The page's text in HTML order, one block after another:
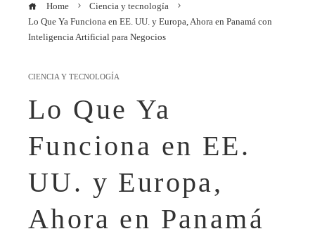
Home
Ciencia y tecnología
Lo Que Ya Funciona en EE. UU. y Europa, Ahora en Panamá con
Inteligencia Artificial para Negocios
CIENCIA Y TECNOLOGÍA
Lo Que Ya
Funciona en EE.
UU. y Europa,
Ahora en Panamá